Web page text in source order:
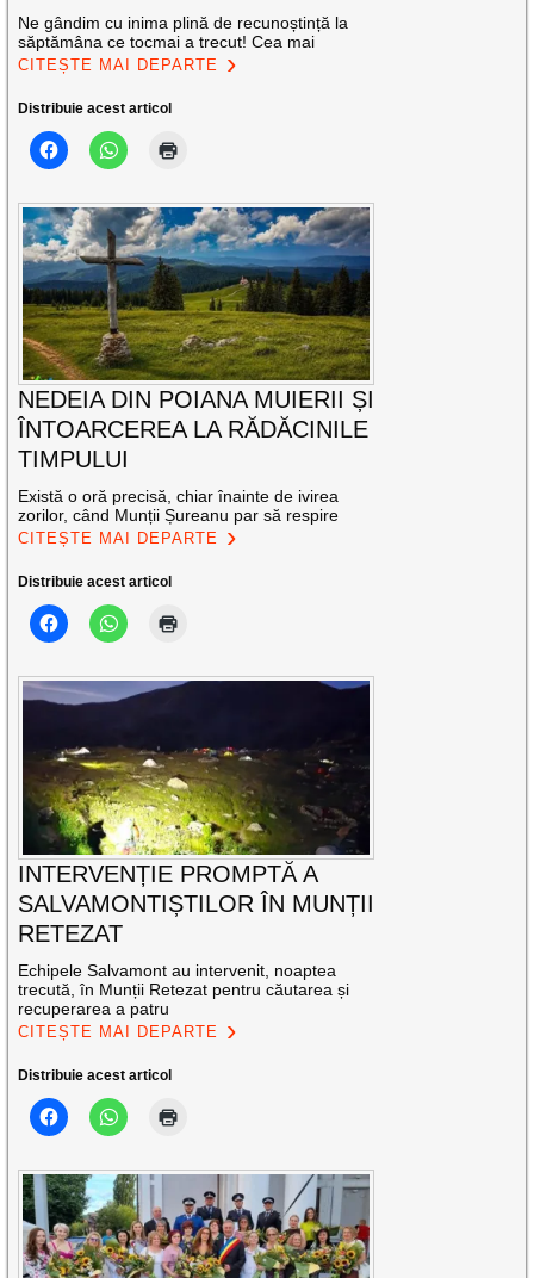
Ne gândim cu inima plină de recunoștință la
săptămâna ce tocmai a trecut! Cea mai
CITEȘTE MAI DEPARTE
Distribuie acest articol
NEDEIA DIN POIANA MUIERII ȘI
ÎNTOARCEREA LA RĂDĂCINILE
TIMPULUI
Există o oră precisă, chiar înainte de ivirea
zorilor, când Munții Șureanu par să respire
CITEȘTE MAI DEPARTE
Distribuie acest articol
INTERVENȚIE PROMPTĂ A
SALVAMONTIȘTILOR ÎN MUNȚII
RETEZAT
Echipele Salvamont au intervenit, noaptea
trecută, în Munții Retezat pentru căutarea și
recuperarea a patru
CITEȘTE MAI DEPARTE
Distribuie acest articol